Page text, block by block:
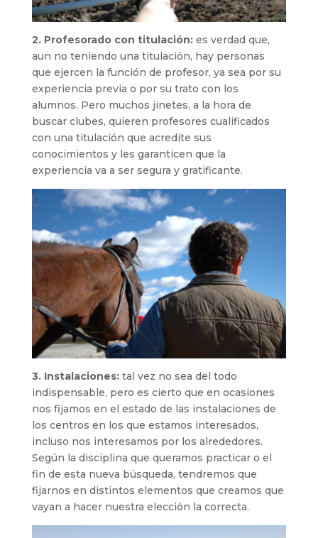
2. Profesorado con titulación:es verdad que,
aun no teniendo una titulación, hay personas
que ejercen la función de profesor, ya sea por su
experiencia previa o por su trato con los
alumnos. Pero muchos jinetes, a la hora de
buscar clubes, quieren profesores cualificados
con una titulación que acredite sus
conocimientos y les garanticen que la
experiencia va a ser segura y gratificante.
3. Instalaciones:tal vez no sea del todo
indispensable, pero es cierto que en ocasiones
nos fijamos en el estado de las instalaciones de
los centros en los que estamos interesados,
incluso nos interesamos por los alrededores.
Según la disciplina que queramos practicar o el
fin de esta nueva búsqueda, tendremos que
fijarnos en distintos elementos que creamos que
vayan a hacer nuestra elección la correcta.